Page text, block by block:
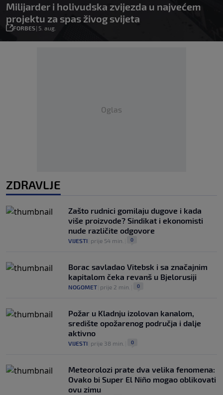
Milijarder i holivudska zvijezda u najvećem
projektu za spas živog svijeta
FORBES| 5. aug.
Oglas
ZDRAVLJE
Zašto rudnici gomilaju dugove i kada
više proizvode? Sindikat i ekonomisti
nude različite odgovore
VIJESTI prije 54 min. 0
Borac savladao Vitebsk i sa značajnim
kapitalom čeka revanš u Bjelorusiji
NOGOMET prije 2 min. 0
Požar u Kladnju izolovan kanalom,
središte opožarenog područja i dalje
aktivno
VIJESTI prije 38 min. 0
Meteorolozi prate dva velika fenomena:
Ovako bi Super El Niño mogao oblikovati
ovu zimu